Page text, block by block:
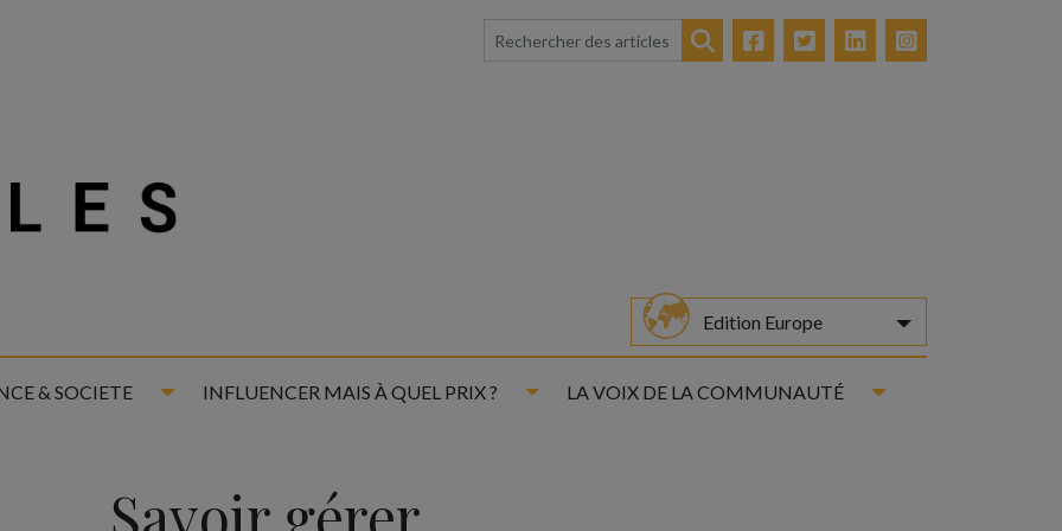
& SOCIETE Toggle Dropdown
INFLUENCER MAIS À QUEL PRIX ? Toggle Dropdown
LA VOIX DE LA COMMUNAUTÉ Toggle Dropdown
FacebookTwitterLinkedIn
Edition Europe
Savoir gérer